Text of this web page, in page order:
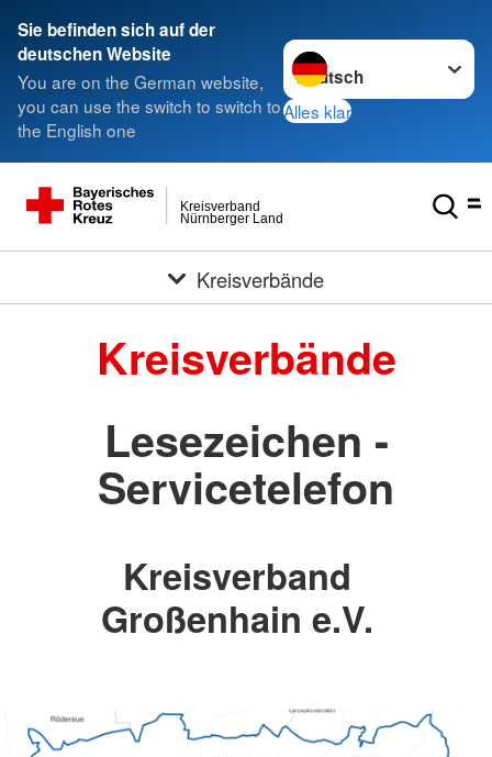
Sie befinden sich auf der
deutschen Website
You are on the German website,
you can use the switch to switch to
the English one
Sprache wechseln zu
Alles klar
Nürnberger Land
Kreisverband
Kreisverbände
Kreisverbände
Lesezeichen -
Servicetelefon
Kreisverband
Großenhain e.V.